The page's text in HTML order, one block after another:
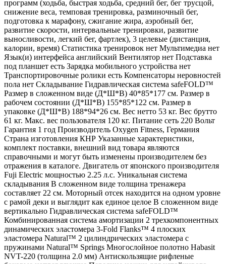
программ (ходьба, быстрая ходьба, средний бег, бег трусцой,
снижение веса, темповая тренировка, разминочный бег,
подготовка к марафону, сжигание жира, аэробный бег,
развитие скорости, интервальные тренировки, развитие
выносливости, легкий бег, фартлек), 3 целевые (дистанция,
калории, время) Статистика тренировок нет Мультимедиа нет
Язык(и) интерфейса английский Вентилятор нет Подставка
под планшет есть Зарядка мобильного устройства нет
Транспортировочные ролики есть Компенсаторы неровностей
пола нет Складывание Гидравлическая система safeFOLD™
Размер в сложенном виде (Д*Ш*В) 40*85*177 см. Размер в
рабочем состоянии (Д*Ш*В) 155*85*122 см. Размер в
упаковке (Д*Ш*В) 188*94*26 см. Вес нетто 53 кг. Вес брутто
61 кг. Макс. вес пользователя 120 кг. Питание сеть 220 Вольт
Гарантия 1 год Производитель Oxygen Fitness, Германия
Страна изготовления КНР Указанные характеристики,
комплект поставки, внешний вид товара являются
справочными и могут быть изменены производителем без
отражения в каталоге. Двигатель от японского производителя
Fuji Electric мощностью 2.25 л.с. Уникальная система
складывания В сложенном виде толщина тренажера
составляет 22 см. Моторный отсек находится на одном уровне
с рамой деки и выглядит как единое целое В сложенном виде
вертикально Гидравлическая система safeFOLD™
Комбинированная система амортизации 2 трехкомпонентных
динамических эластомера 3-Fold Flanks™ 4 плоских
эластомера Natural™ 2 цилиндрических эластомера с
пружинами Natural™ Springs Многослойное полотно Habasit
NVT-220 (толщина 2.0 мм) Антискользящие рифленые